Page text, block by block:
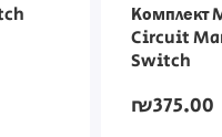
Комплект
Circuit
Switch
₪375.00